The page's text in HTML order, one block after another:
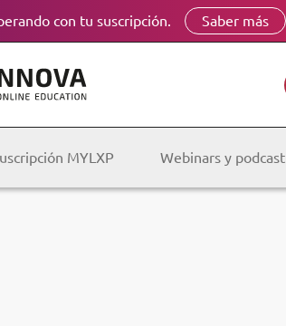
con tu suscripción. Saber más
MYLXP Webinars y podcast